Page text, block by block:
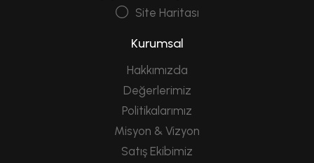
Site Haritası
Kurumsal
Hakkımızda
Değerlerimiz
Politikalarımız
Misyon & Vizyon
Satış Ekibimiz